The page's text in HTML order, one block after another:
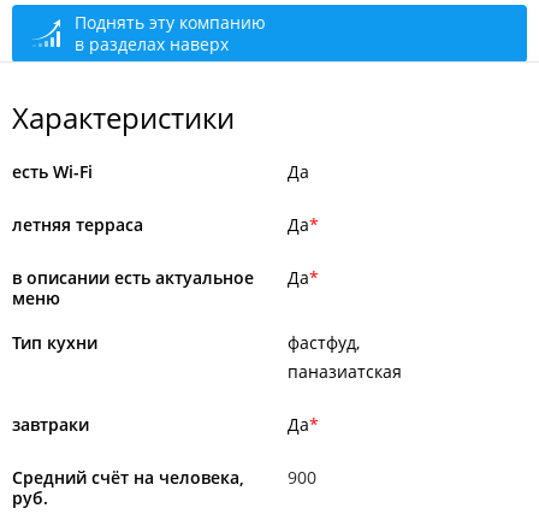
открыто: 10:00–21:00
Поднять эту компанию
в разделах наверх
Характеристики
есть Wi-Fi Да
летняя терраса Да
в описании есть актуальное
меню
Да
Тип кухни
фастфуд
паназиатская
завтраки Да
Средний счёт на человека,
руб.
900